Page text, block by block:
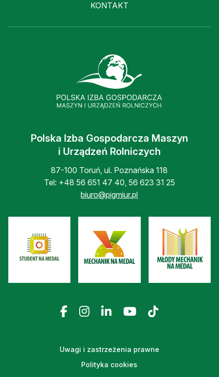
KONTAKT
Polska Izba Gospodarcza Maszyn
i Urządzeń Rolniczych
87-100 Toruń, ul. Poznańska 118
Tel: +48 56 651 47 40, 56 623 31 25
biuro@pigmiur.pl
Uwagi i zastrzeżenia prawne
Polityka cookies